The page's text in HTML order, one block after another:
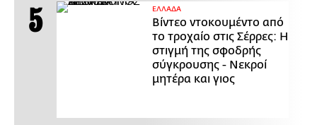
ΕΛΛΑΔΑ
Βίντεο ντοκουμέντο από
το τροχαίο στις Σέρρες: Η
στιγμή της σφοδρής
σύγκρουσης - Νεκροί
μητέρα και γιος